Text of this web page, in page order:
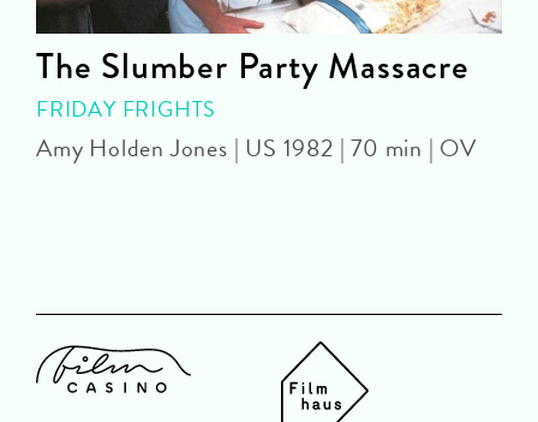
The Slumber Party Massacre
FRIDAY FRIGHTS
Amy Holden Jones | US 1982 | 70 min | OV